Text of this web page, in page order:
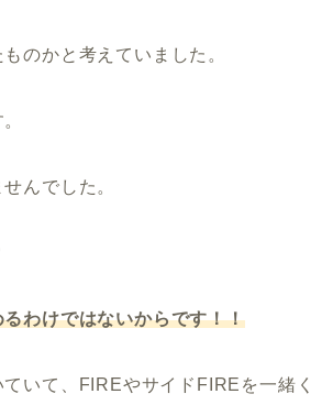
のかと考えていました。
んでした。
わけではないからです！！
いて、FIREやサイドFIREを一緒く